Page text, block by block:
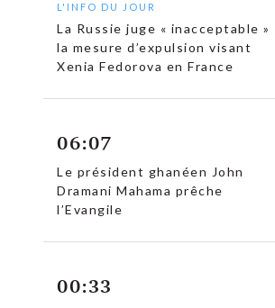
L'INFO DU JOUR
La Russie juge « inacceptable »
la mesure d’expulsion visant
Xenia Fedorova en France
06:07
Le président ghanéen John
Dramani Mahama prêche
l’Evangile
00:33